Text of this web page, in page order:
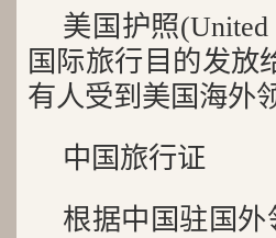
美国护照(United
国际旅行目的发放
有人受到美国海外
中国旅行证
根据中国驻国